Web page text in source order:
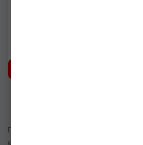
Descoperă gama noastră de
esențiale pentru protecție solară și